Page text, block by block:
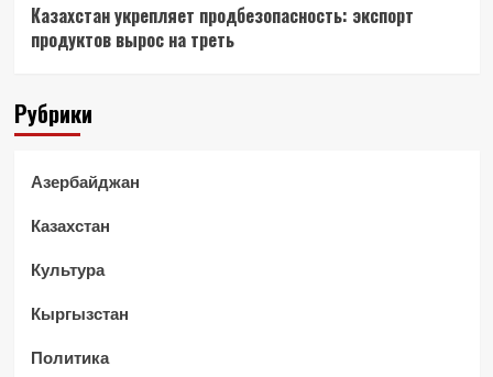
Казахстан укрепляет продбезопасность: экспорт
продуктов вырос на треть
Рубрики
Азербайджан
Казахстан
Культура
Кыргызстан
Политика